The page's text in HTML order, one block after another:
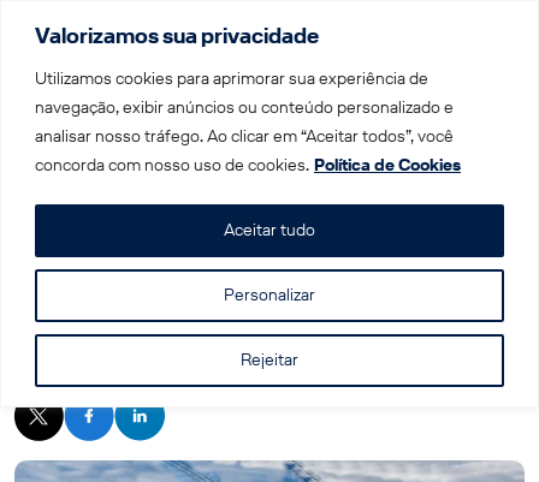
Valorizamos sua privacidade
Utilizamos cookies para aprimorar sua experiência de
navegação, exibir anúncios ou conteúdo personalizado e
analisar nosso tráfego. Ao clicar em “Aceitar todos”, você
concorda com nosso uso de cookies. Política de Cookies
Personalizar
Rejeitar
Aceitar tudo
Home | Blog | Tudo que você precisa saber para visitar o
Tudo que você precisa saber para visitar o
Monte Titlis